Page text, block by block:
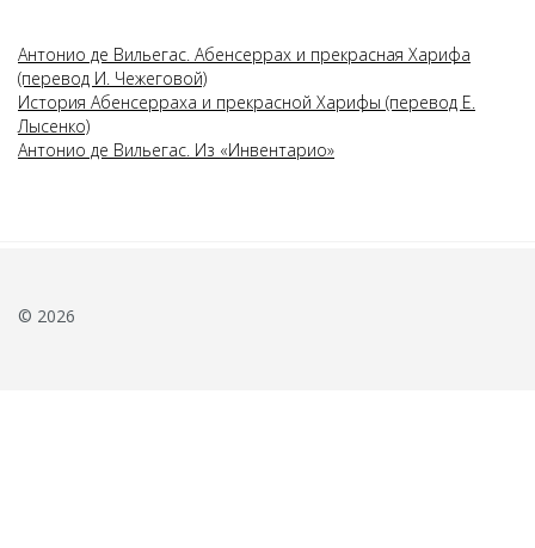
Антонио де Вильегас. Абенсеррах и прекрасная Харифа
(перевод И. Чежеговой)
История Абенсерраха и прекрасной Харифы (перевод Е.
Лысенко)
Антонио де Вильегас. Из «Инвентарио»
© 2026